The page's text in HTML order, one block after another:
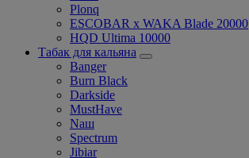
Plonq
ESCOBAR x WAKA Blade 20000
HQD Ultima 10000
Табак для кальяна
Banger
Burn Black
Darkside
MustHave
Nаш
Spectrum
Jibiar